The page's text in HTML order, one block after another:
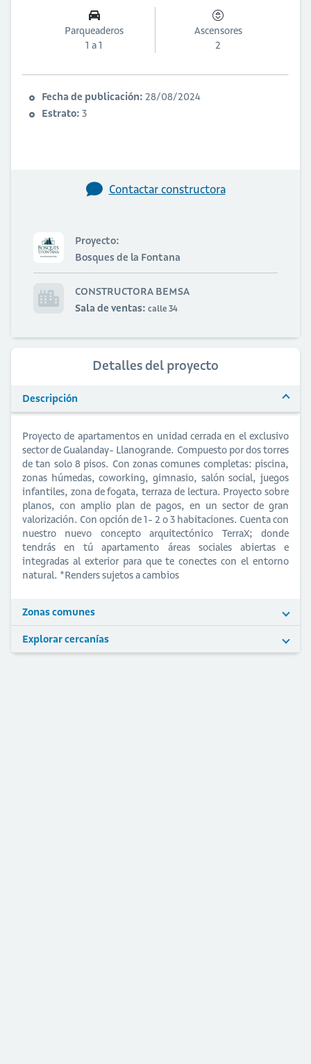
Parqueaderos
1 a 1
Ascensores
2
Fecha de publicación: 28/08/2024
Estrato: 3
Contactar constructora
Proyecto:
Bosques de la Fontana
CONSTRUCTORA BEMSA
Sala de ventas: calle 34
Detalles del proyecto
Descripción
Proyecto de apartamentos en unidad cerrada en el exclusivo
sector de Gualanday- Llanogrande. Compuesto por dos torres
de tan solo 8 pisos. Con zonas comunes completas: piscina,
zonas húmedas, coworking, gimnasio, salón social, juegos
infantiles, zona de fogata, terraza de lectura. Proyecto sobre
planos, con amplio plan de pagos, en un sector de gran
valorización. Con opción de 1- 2 o 3 habitaciones. Cuenta con
nuestro nuevo concepto arquitectónico TerraX; donde
tendrás en tú apartamento áreas sociales abiertas e
integradas al exterior para que te conectes con el entorno
natural. *Renders sujetos a cambios
Zonas comunes
Explorar cercanías